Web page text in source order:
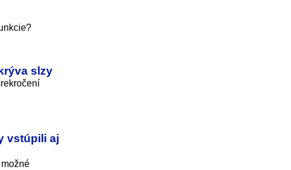
slzy
vstúpili aj